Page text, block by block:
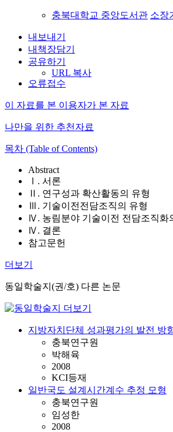
충북대학교 중앙도서관 소장
내보내기
내책장담기
공유하기
URL 복사
오류접수
이 자료를 본 이용자가 본 자료
나만을 위한 추천자료
목차 (Table of Contents)
Abstract
Ⅰ. 서론
Ⅱ. 연구성과 확산활동의 유형
Ⅲ. 기술이전전담조직의 유형
Ⅳ. 농림분야 기술이전 전담조직화
Ⅳ. 결론
참고문헌
더보기
동일학술지(권/호) 다른 논문
지방자치단체 성과평가의 발전 방
충북연구원
박해육
2008
KCI등재
일반국도 설계시간계수 추정 모형
충북연구원
임성한
2008